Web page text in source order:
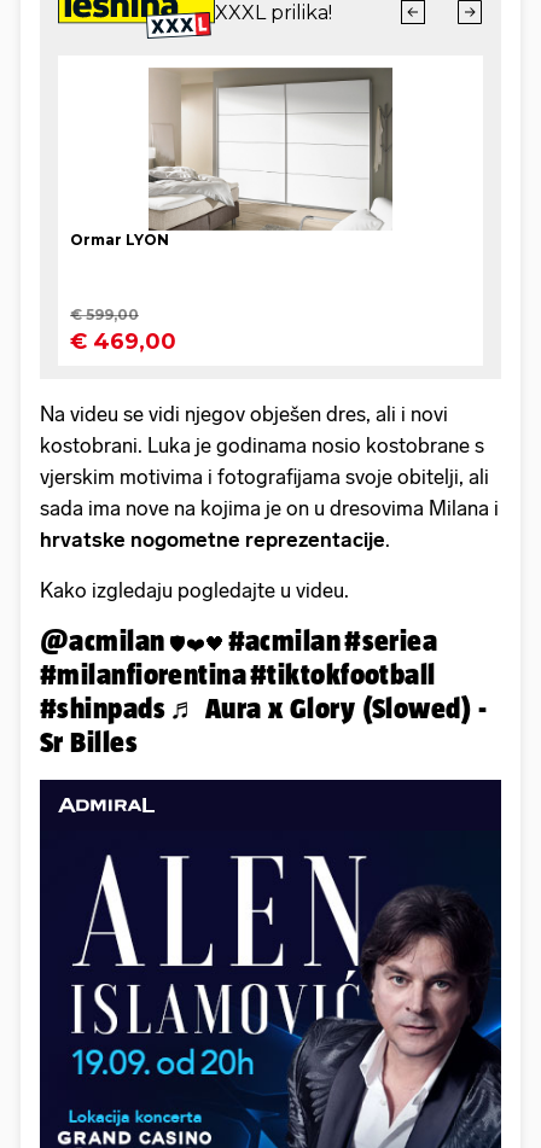
Na videu se vidi njegov obješen dres, ali i novi
kostobrani. Luka je godinama nosio kostobrane s
vjerskim motivima i fotografijama svoje obitelji, ali
sada ima nove na kojima je on u dresovima Milana i
hrvatske nogometne reprezentacije.
Kako izgledaju pogledajte u videu.
@acmilan 🛡️❤️🖤 #acmilan#seriea
#milanfiorentina#tiktokfootball
#shinpads ♬ Aura x Glory (Slowed) -
Sr Billes